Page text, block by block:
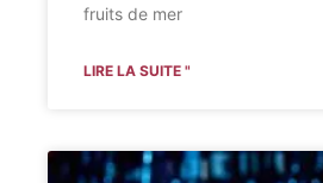
fruits de mer
LIRE LA SUITE "